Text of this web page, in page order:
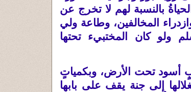
بالنسبة لهم لا تخرج عن
المخالفين، وطاعة ولي
ولو كان المختبيء تحتها
أسود تحت الأرض، وبكمياتٍ
إلى جنة يقف على بابها